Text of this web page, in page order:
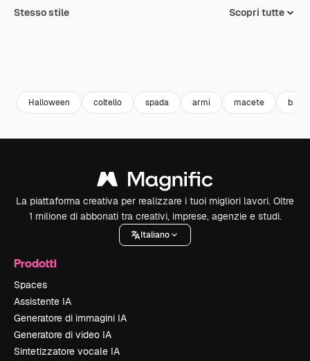
Stesso stile Scopri tutte
Halloween coltello spada armi macete
La piattaforma creativa per realizzare i tuoi migliori lavori. Oltre
1 milione di abbonati tra creativi, imprese, agenzie e studi.
Italiano
Prodotti
Spaces
Assistente IA
Generatore di immagini IA
Generatore di video IA
Sintetizzatore vocale IA